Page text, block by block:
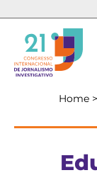
Home >